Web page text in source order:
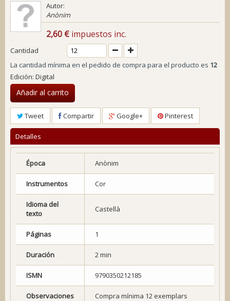
Autor:
Anònim
2,60 € impuestos inc.
Cantidad
La cantidad mínima en el pedido de compra para el producto es 12
Edición: Digital
Añadir al carrito
Tweet Compartir Google+ Pinterest
Detalles
Época Anònim
Instrumentos Cor
Idioma del
texto
Castellà
Páginas 1
Duración 2 min
ISMN 9790350212185
Observaciones Compra mínima 12 exemplars